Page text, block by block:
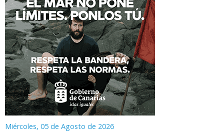
Miércoles, 05 de Agosto de 2026